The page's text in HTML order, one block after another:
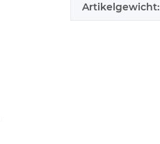
Artikelgewicht: